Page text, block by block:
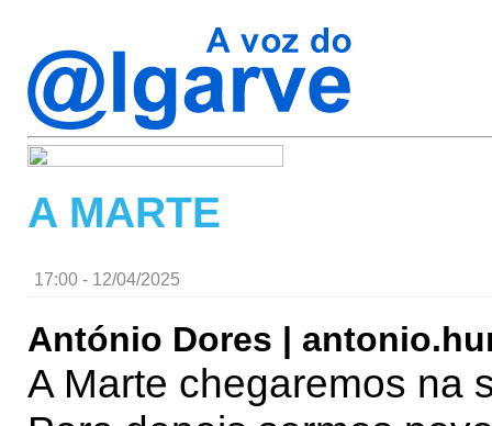
A MARTE
17:00 - 12/04/2025
António Dores |
A Marte chegaremos na